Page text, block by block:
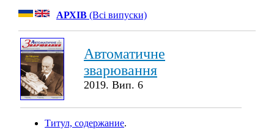
АРХІВ (Всі випуски)
Автоматичне
зварювання
2019. Вип. 6
Титул, содержание.